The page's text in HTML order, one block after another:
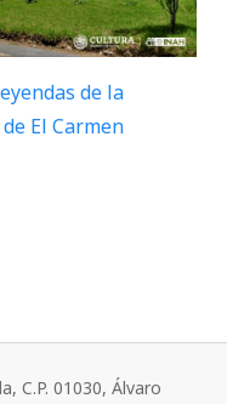
de la
El Carmen
C.P. 01030, Álvaro